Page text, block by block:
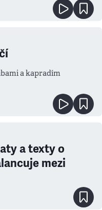
a kapradím
a texty o
mezi